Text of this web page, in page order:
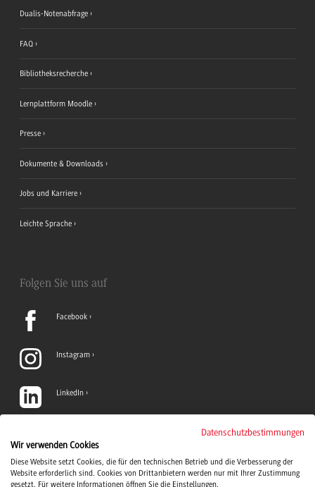
Dualis-Notenabfrage
FAQ
Bibliotheksrecherche
Lernplattform Moodle
Presse
Dokumente & Downloads
Jobs und Karriere
Leichte Sprache
Folgen Sie uns auf
Facebook
Instagram
LinkedIn
YouTube
Datenschutzbestimmungen
Wir verwenden Cookies
Diese Website setzt Cookies, die für den technischen Betrieb und die Verbesserung der
Website erforderlich sind. Cookies von Drittanbietern werden nur mit Ihrer Zustimmung
gesetzt. Für weitere Informationen öffnen Sie die Einstellungen.